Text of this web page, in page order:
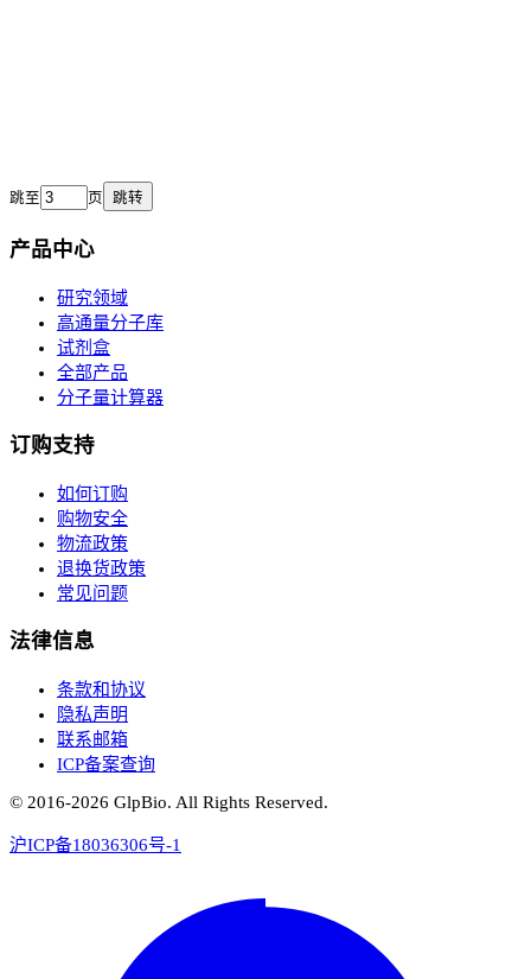
跳至 页 跳转
产品中心
研究领域
高通量分子库
试剂盒
全部产品
分子量计算器
订购支持
如何订购
购物安全
物流政策
退换货政策
常见问题
法律信息
条款和协议
隐私声明
联系邮箱
ICP备案查询
© 2016-2026 GlpBio. All Rights Reserved.
沪ICP备18036306号-1